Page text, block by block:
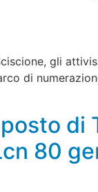
gli
di
di
80